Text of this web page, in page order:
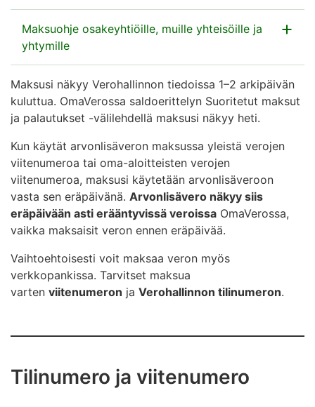
Näin maksat OmaVerossa, jos olet henkilöasiakas,
liikkeen- tai ammatinharjoittaja tai maatalouden tai
metsätalouden harjoittaja:
Siirry OmaVeroon, jos et ole vielä kirjautunut
palveluun (avautuu uuteen välilehteen)
Valitse etusivun
kohdastaMaksutilannelinkkiVerojen
maksaminen ja maksutiedot.
Voit siirtyä maksamaan suoraan veron kohdalla
Jos oikeaa veroa ei näy sivun alussa, siirry
kohtaanKaikkien verojen maksutiedotja
Maksuohje osakeyhtiöille, muille yhteisöille ja
yhtymille
Näin maksat osakeyhtiön, yhtymän, yhdistyksen,
julkisyhteisön tai muun yhteisöasiakkaan veroja
OmaVerossa:
Siirry OmaVeroon, jos et ole vielä kirjautunut
palveluun (avautuu uuteen välilehteen)
Valitse OmaVeron etusivun
kohdasta MaksutilannelinkkiVerojen
Yritykset ja yhteisöt käyttävät verojen
verojen viitenumerolla maksaminen.
Lisää tietoa yleisestä verojen viitenumerosta
Maksusi näkyy Verohallinnon tiedoissa 1–2 arkipäivän
kuluttua. OmaVerossa saldoerittelyn Suoritetut maksut
ja palautukset -välilehdellä maksusi näkyy heti.
Kun käytät arvonlisäveron maksussa yleistä verojen
viitenumeroa tai oma-aloitteisten verojen
viitenumeroa, maksusi käytetään arvonlisäveroon
vasta sen eräpäivänä. Arvonlisävero näkyy siis
eräpäivään asti erääntyvissä veroissa OmaVerossa,
vaikka maksaisit veron ennen eräpäivää.
Vaihtoehtoisesti voit maksaa veron myös
verkkopankissa. Tarvitset maksua
varten viitenumeron ja Verohallinnon tilinumeron.
Tilinumero ja viitenumero